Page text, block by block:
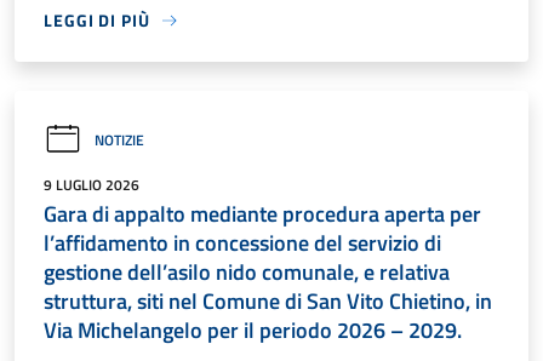
LEGGI DI PIÙ
NOTIZIE
9 LUGLIO 2026
Gara di appalto mediante procedura aperta per
l’affidamento in concessione del servizio di
gestione dell’asilo nido comunale, e relativa
struttura, siti nel Comune di San Vito Chietino, in
Via Michelangelo per il periodo 2026 – 2029.